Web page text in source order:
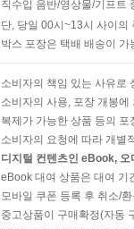
직수입 음반/영상물/기프트
단, 당일 00시~13시 사이의
박스 포장은 택배 배송이
소비자의 책임 있는 사유로
소비자의 사용, 포장 개봉
복제가 가능한 상품 등의
소비자의 요청에 따라 개별
디지털 컨텐츠인 eBook,
eBook 대여 상품은 대여 기
모바일 쿠폰 등록 후 취소/
중고상품이 구매확정(자동